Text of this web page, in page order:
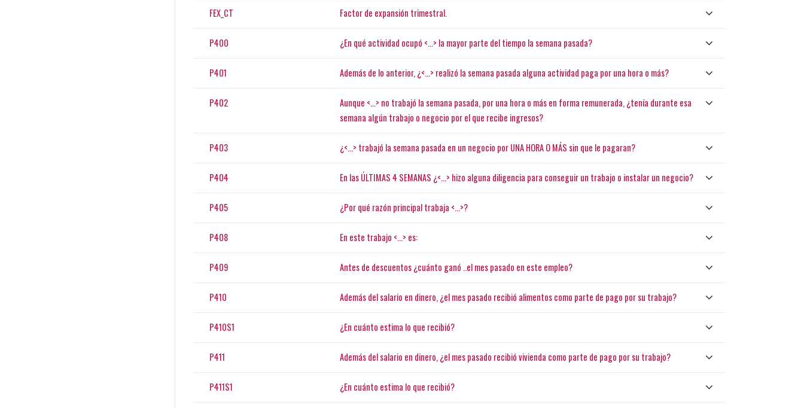
FEX_CT Factor de expansión trimestral.
P400 ¿En qué actividad ocupó <...> la mayor parte del tiempo la semana pasada?
P401 Además de lo anterior, ¿<...> realizó la semana pasada alguna actividad paga por una hora o más?
P402
Aunque <...> no trabajó la semana pasada, por una hora o más en forma remunerada, ¿tenía durante esa
semana algún trabajo o negocio por el que recibe ingresos?
P403 ¿<...> trabajó la semana pasada en un negocio por UNA HORA O MÁS sin que le pagaran?
P404 En las ÚLTIMAS 4 SEMANAS ¿<...> hizo alguna diligencia para conseguir un trabajo o instalar un negocio?
P405 ¿Por qué razón principal trabaja <...>?
P408 En este trabajo <...> es:
P409 Antes de descuentos ¿cuánto ganó ..el mes pasado en este empleo?
P410 Además del salario en dinero, ¿el mes pasado recibió alimentos como parte de pago por su trabajo?
P410S1 ¿En cuánto estima lo que recibió?
P411 Además del salario en dinero, ¿el mes pasado recibió vivienda como parte de pago por su trabajo?
P411S1 ¿En cuánto estima lo que recibió?